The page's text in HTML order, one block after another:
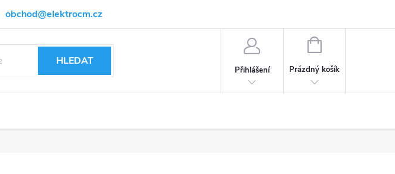
obchod@elektrocm.cz
HLEDAT
Přihlášení
NÁKUPNÍ
Prázdný košík